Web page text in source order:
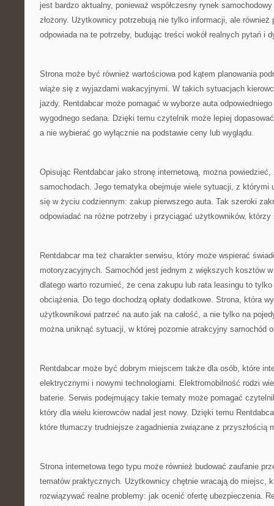
jest bardzo aktualny, ponieważ współczesny rynek
złożony. Użytkownicy potrzebują nie tylko informacji, ale również
odpowiada na te potrzeby, budując treści wokół realnych pytań i
Strona może być również wartościowa pod kątem planowania
wiąże się z wyjazdami wakacyjnymi. W takich sytuacjach
jazdy. Rentdabcar może pomagać w wyborze auta
wygodnego sedana. Dzięki temu czytelnik może lepiej
a nie wybierać go wyłącznie na podstawie ceny lub wyglądu.
Opisując Rentdabcar jako stronę internetową, można
samochodach. Jego tematyka obejmuje wiele sytuacji, z którymi
się w życiu codziennym: zakup pierwszego auta. Tak szeroki
odpowiadać na różne potrzeby i przyciągać użytkowników,
Rentdabcar ma też charakter serwisu, który może wspierać
motoryzacyjnych. Samochód jest jednym z większych kosztów
dlatego warto rozumieć, że cena zakupu lub rata leasingu to tylko
obciążenia. Do tego dochodzą opłaty dodatkowe. Strona, która
użytkownikowi patrzeć na auto jak na całość, a nie tylko na
można uniknąć sytuacji, w której pozornie atrakcyjny samochód
Rentdabcar może być dobrym miejscem także dla osób, które
elektrycznymi i nowymi technologiami. Elektromobilność rodzi
baterie. Serwis podejmujący takie tematy może pomagać
który dla wielu kierowców nadal jest nowy. Dzięki temu
które tłumaczy trudniejsze zagadnienia związane z przyszłością
Strona internetowa tego typu może również budować zaufanie
tematów praktycznych. Użytkownicy chętnie wracają do miejsc,
rozwiązywać realne problemy: jak ocenić ofertę ubezpieczenia.